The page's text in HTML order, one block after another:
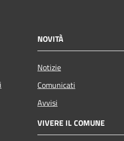
NOVITÀ
Notizie
Comunicati
Avvisi
VIVERE IL COMUNE